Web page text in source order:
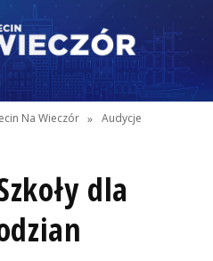
Na Wieczór » Audycje
dla